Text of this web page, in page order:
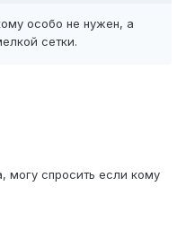
особо не нужен, а
сетки.
могу спросить если кому